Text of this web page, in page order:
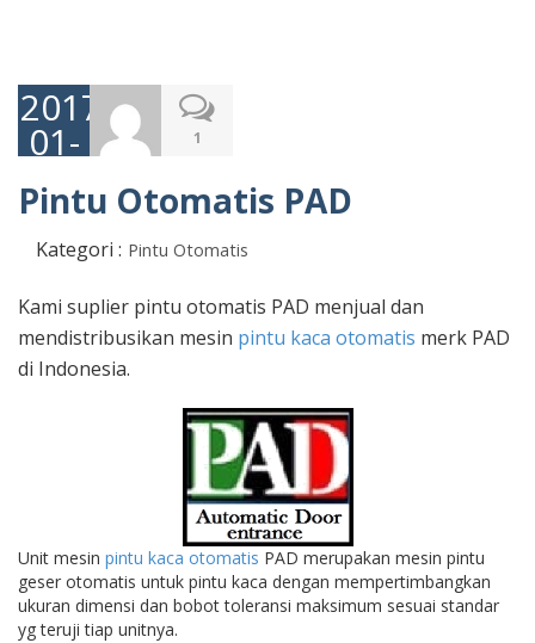
2017-
01-
05
1
Pintu Otomatis PAD
Kategori : Pintu Otomatis
Kami suplier pintu otomatis PAD menjual dan
mendistribusikan mesin pintu kaca otomatis merk PAD
di Indonesia.
Unit mesin pintu kaca otomatis PAD merupakan mesin pintu
geser otomatis untuk pintu kaca dengan mempertimbangkan
ukuran dimensi dan bobot toleransi maksimum sesuai standar
yg teruji tiap unitnya.